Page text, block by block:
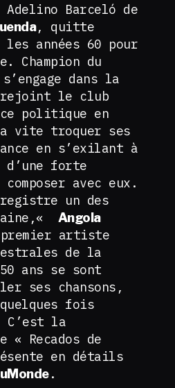
Adelino Barceló de
, quitte
années 60 pour
Champion du
dans la
rejoint le club
politique en
vite troquer ses
en s’exilant à
forte
composer avec eux.
un des
Angola
artiste
de la
ans se sont
ses chansons,
fois
la
« Recados de
en détails
.